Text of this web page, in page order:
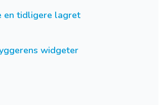
en tidligere lagret
widgeter